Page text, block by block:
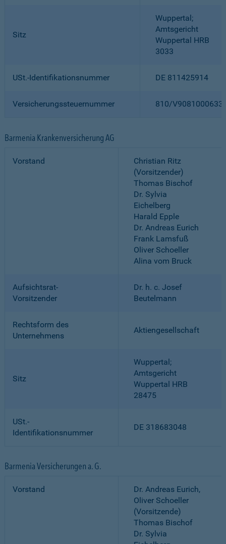
Sitz
Wuppertal;
Amtsgericht
Wuppertal HRB
3033
USt.-Identifikationsnummer DE 811425914
Versicherungssteuernummer 810/
Barmenia Krankenversicherung AG
Vorstand
Christian Ritz
(Vorsitzender)
Thomas Bischof
Dr. Sylvia
Eichelberg
Harald Epple
Dr. Andreas Eurich
Frank Lamsfuß
Oliver Schoeller
Alina vom Bruck
Aufsichtsrat-
Vorsitzender
Dr. h. c. Josef
Beutelmann
Rechtsform des
Unternehmens
Aktiengesellschaft
Sitz
Wuppertal;
Amtsgericht
Wuppertal HRB
28475
USt.-
Identifikationsnummer
DE 318683048
Barmenia Versicherungen a. G.
Vorstand
Dr. Andreas Eurich,
Oliver Schoeller
(Vorsitzende)
Thomas Bischof
Dr. Sylvia